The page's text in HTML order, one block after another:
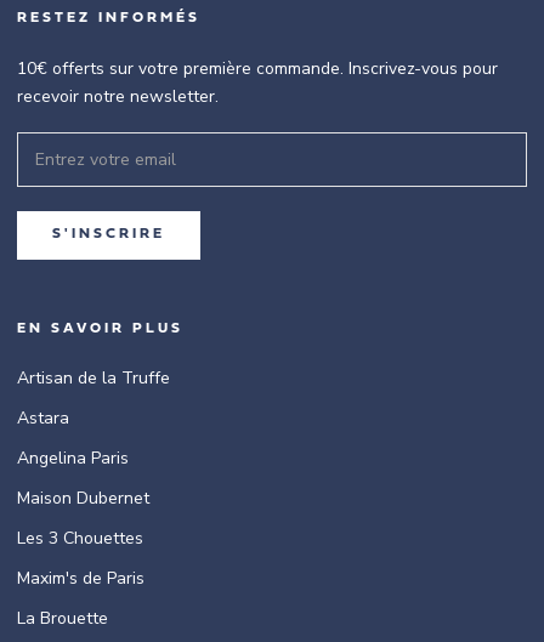
RESTEZ INFORMÉS
10€ offerts sur votre première commande. Inscrivez-vous pour
recevoir notre newsletter.
S'INSCRIRE
EN SAVOIR PLUS
Artisan de la Truffe
Astara
Angelina Paris
Maison Dubernet
Les 3 Chouettes
Maxim's de Paris
La Brouette